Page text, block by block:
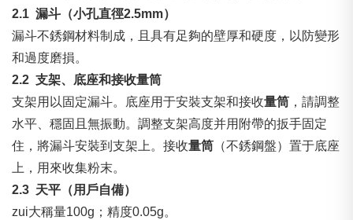
2.1漏斗（小孔直徑2.5mm）
漏斗不銹鋼材料制成，且具有足夠的壁厚和硬度，以防變形
和過度磨損。
2.2支架、底座和接收量筒
支架用以固定漏斗。底座用于安裝支架和接收量筒 ，請調整
水平、穩固且無振動。調整支架高度并用附帶的扳手固定
住，將漏斗安裝到支架上。接收量筒 （不銹鋼盤）置于底座
上，用來收集粉末。
2.3 天平（用戶自備）
zui大稱量100g；精度0.05g。